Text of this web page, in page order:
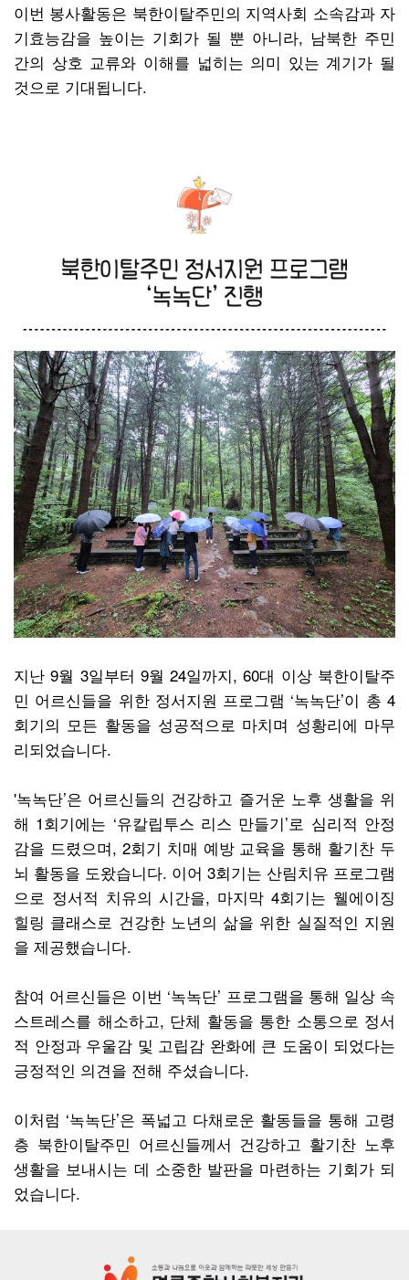
이번 봉사활동은 북한이탈주민의 지역사회 소속감과 자
기효능감을 높이는 기회가 될 뿐 아니라, 남북한 주민
간의 상호 교류와 이해를 넓히는 의미 있는 계기가 될
것으로 기대됩니다.
지난 9월 3일부터 9월 24일까지, 60대 이상 북한이탈주
민 어르신들을 위한 정서지원 프로그램 ‘녹녹단’이 총 4
회기의 모든 활동을 성공적으로 마치며 성황리에 마무
리되었습니다.
'녹녹단’은 어르신들의 건강하고 즐거운 노후 생활을 위
해 1회기에는 ‘유칼립투스 리스 만들기’로 심리적 안정
감을 드렸으며, 2회기 치매 예방 교육을 통해 활기찬 두
뇌 활동을 도왔습니다. 이어 3회기는 산림치유 프로그램
으로 정서적 치유의 시간을, 마지막 4회기는 웰에이징
힐링 클래스로 건강한 노년의 삶을 위한 실질적인 지원
을 제공했습니다.
참여 어르신들은 이번 ‘녹녹단’ 프로그램을 통해 일상 속
스트레스를 해소하고, 단체 활동을 통한 소통으로 정서
적 안정과 우울감 및 고립감 완화에 큰 도움이 되었다는
긍정적인 의견을 전해 주셨습니다.
이처럼 ‘녹녹단’은 폭넓고 다채로운 활동들을 통해 고령
층 북한이탈주민 어르신들께서 건강하고 활기찬 노후
생활을 보내시는 데 소중한 발판을 마련하는 기회가 되
었습니다.